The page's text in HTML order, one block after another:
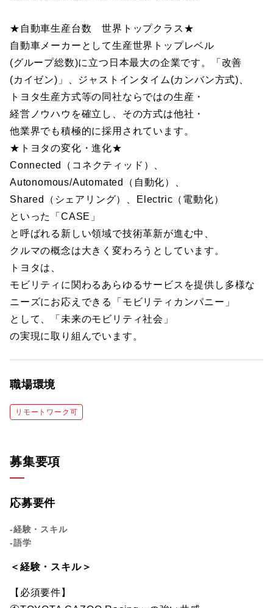
★自動車生産台数 世界トップクラス★
自動車メーカーとして生産世界トップレベル
(グループ総数)に立つ日本最大の企業です。「改善
(カイゼン)」、ジャストインタイム(カンバン方式)、
トヨタ生産方式等の同社ならではの生産・
経営ノウハウを確立し、その方式は他社・
他業界でも積極的に採用されています。
★トヨタの変化・進化★
Connected（コネクティッド）、
Autonomous/Automated（自動化）、
Shared（シェアリング）、Electric（電動化）
といった「CASE」
と呼ばれる新しい領域で技術革新が進む中、
クルマの概念は大きく変わろうとしています。
トヨタは、
モビリティに関わるあらゆるサービスを提供し多様な
ニーズにお応えできる「モビリティカンパニー」
として、「未来のモビリティ社会」
の実現に取り組んでいます。
職場環境
リモートワーク可
募集要項
応募要件
-経験・スキル
-語学
＜経験・スキル＞
【必須要件】